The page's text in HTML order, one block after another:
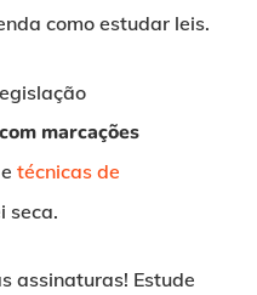
como estudar leis.
marcações
técnicas de
seca.
assinaturas! Estude